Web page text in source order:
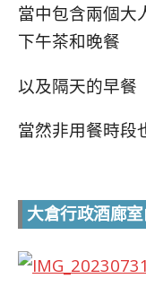
當中包含兩個大
下午茶和晚餐
以及隔天的早餐
當然非用餐時段
大倉行政酒廊